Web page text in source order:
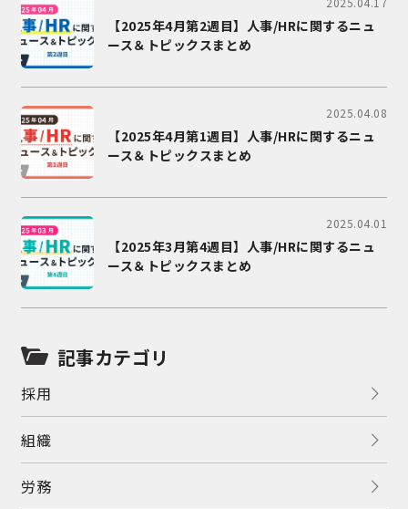
【2025年4月第2週目】人事/HRに関するニュ
ース＆トピックスまとめ
2025.04.08
【2025年4月第1週目】人事/HRに関するニュ
ース＆トピックスまとめ
2025.04.01
【2025年3月第4週目】人事/HRに関するニュ
ース＆トピックスまとめ
記事カテゴリ
採用
組織
労務